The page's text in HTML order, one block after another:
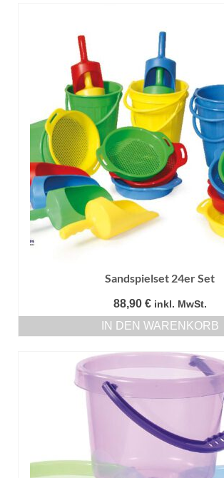
Sandspielset 24er Set
88,90 € inkl. MwSt.
IN DEN WARENKORB